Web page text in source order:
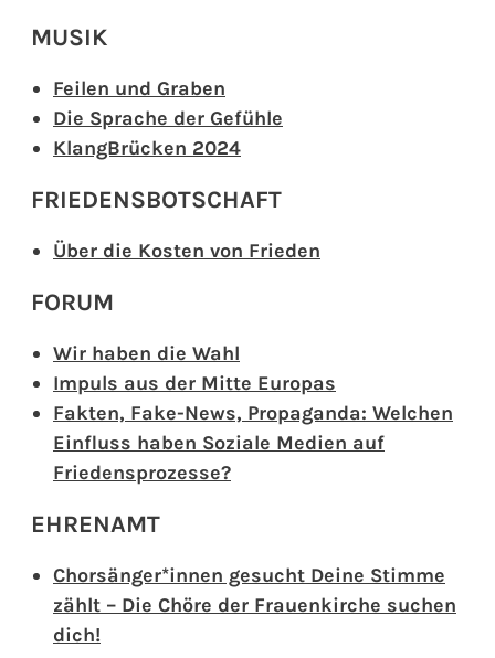
MUSIK
Feilen und Graben
Die Sprache der Gefühle
KlangBrücken 2024
FRIEDENSBOTSCHAFT
Über die Kosten von Frieden
FORUM
Wir haben die Wahl
Impuls aus der Mitte Europas
Fakten, Fake-News, Propaganda: Welchen
Einfluss haben Soziale Medien auf
Friedensprozesse?
EHRENAMT
Chorsänger*innen gesucht Deine Stimme
zählt – Die Chöre der Frauenkirche suchen
dich!